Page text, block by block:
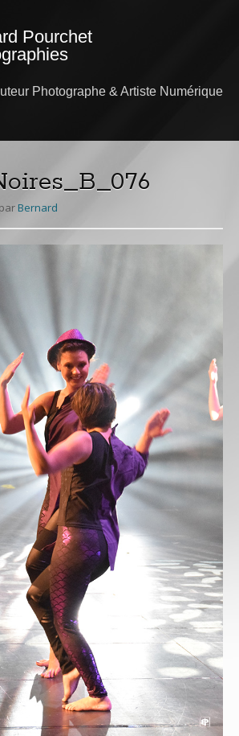
Pourchet
Photographe & Artiste Numérique
par Bernard